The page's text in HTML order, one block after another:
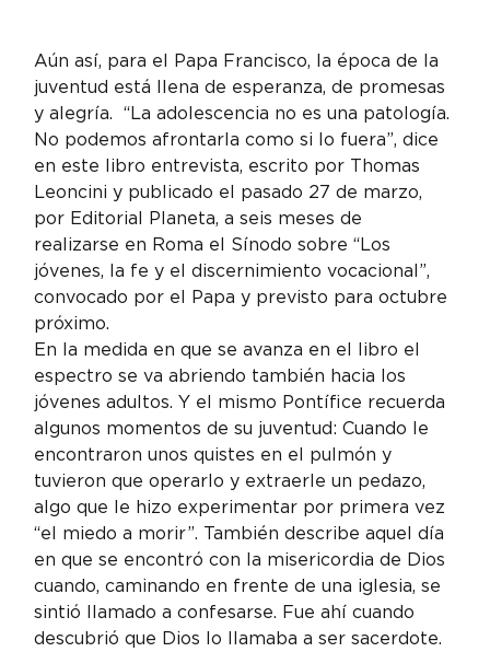
Aún así, para el Papa Francisco, la época de la
juventud está llena de esperanza, de promesas
y alegría.  “La adolescencia no es una patología.
No podemos afrontarla como si lo fuera”, dice
en este libro entrevista, escrito por Thomas
Leoncini y publicado el pasado 27 de marzo,
por Editorial Planeta, a seis meses de
realizarse en Roma el Sínodo sobre “Los
jóvenes, la fe y el discernimiento vocacional”,
convocado por el Papa y previsto para octubre
próximo.
En la medida en que se avanza en el libro el
espectro se va abriendo también hacia los
jóvenes adultos. Y el mismo Pontífice recuerda
algunos momentos de su juventud: Cuando le
encontraron unos quistes en el pulmón y
tuvieron que operarlo y extraerle un pedazo,
algo que le hizo experimentar por primera vez
“el miedo a morir”. También describe aquel día
en que se encontró con la misericordia de Dios
cuando, caminando en frente de una iglesia, se
sintió llamado a confesarse. Fue ahí cuando
descubrió que Dios lo llamaba a ser sacerdote.